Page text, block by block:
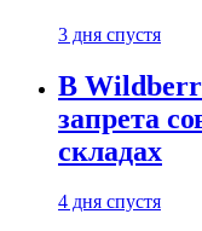
3 дня спустя
В
запрета
складах
4 дня спустя